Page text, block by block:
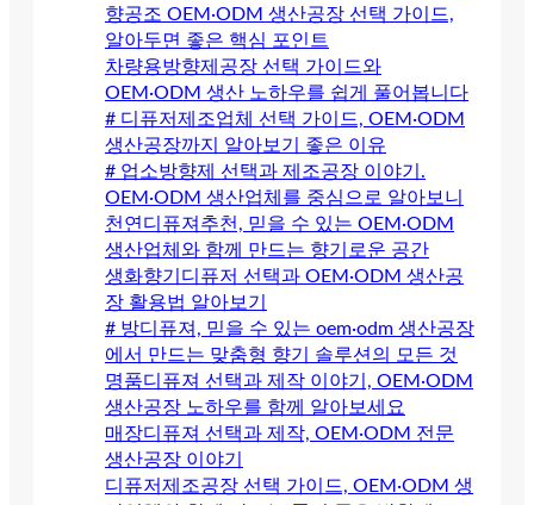
향공조 OEM·ODM 생산공장 선택 가이드,
알아두면 좋은 핵심 포인트
차량용방향제공장 선택 가이드와
OEM·ODM 생산 노하우를 쉽게 풀어봅니다
# 디퓨저제조업체 선택 가이드, OEM·ODM
생산공장까지 알아보기 좋은 이유
# 업소방향제 선택과 제조공장 이야기.
OEM·ODM 생산업체를 중심으로 알아보니
천연디퓨져추천, 믿을 수 있는 OEM·ODM
생산업체와 함께 만드는 향기로운 공간
생화향기디퓨저 선택과 OEM·ODM 생산공
장 활용법 알아보기
# 방디퓨져, 믿을 수 있는 oem·odm 생산공장
에서 만드는 맞춤형 향기 솔루션의 모든 것
명품디퓨져 선택과 제작 이야기, OEM·ODM
생산공장 노하우를 함께 알아보세요
매장디퓨져 선택과 제작, OEM·ODM 전문
생산공장 이야기
디퓨저제조공장 선택 가이드, OEM·ODM 생